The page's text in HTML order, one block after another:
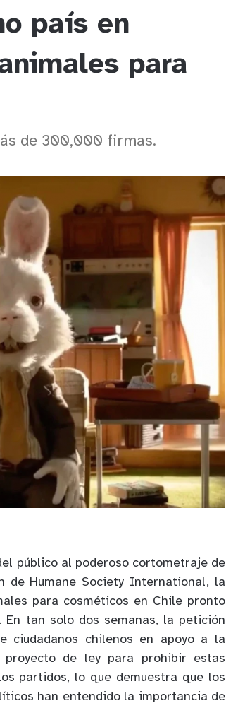
país en
para
de 300,000 firmas.
público al poderoso cortometraje de
de Humane Society International, la
para cosméticos en Chile pronto
tan solo dos semanas, la petición
ciudadanos chilenos en apoyo a la
de ley para prohibir estas
partidos, lo que demuestra que los
han entendido la importancia de